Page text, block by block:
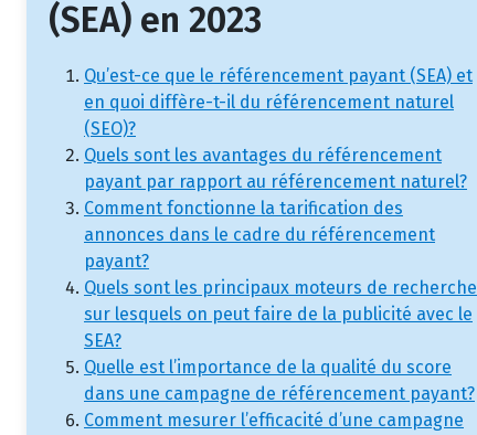
(SEA) en 2023
Qu’est-ce que le référencement payant (SEA) et
en quoi diffère-t-il du référencement naturel
(SEO)?
Quels sont les avantages du référencement
payant par rapport au référencement naturel?
Comment fonctionne la tarification des
annonces dans le cadre du référencement
payant?
Quels sont les principaux moteurs de recherche
sur lesquels on peut faire de la publicité avec le
SEA?
Quelle est l’importance de la qualité du score
dans une campagne de référencement payant?
Comment mesurer l’efficacité d’une campagne